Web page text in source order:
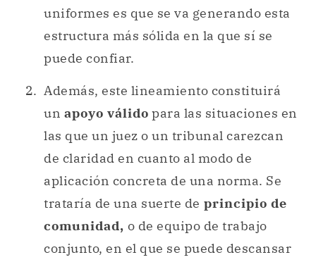
uniformes es que se va generando esta
estructura más sólida en la que sí se
puede confiar.
Además, este lineamiento constituirá
un apoyo válido para las situaciones en
las que un juez o un tribunal carezcan
de claridad en cuanto al modo de
aplicación concreta de una norma. Se
trataría de una suerte de principio de
comunidad, o de equipo de trabajo
conjunto, en el que se puede descansar